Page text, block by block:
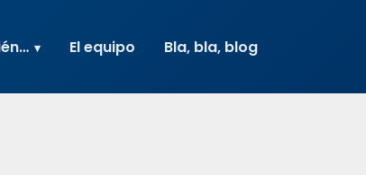
El equipo Bla, bla, blog